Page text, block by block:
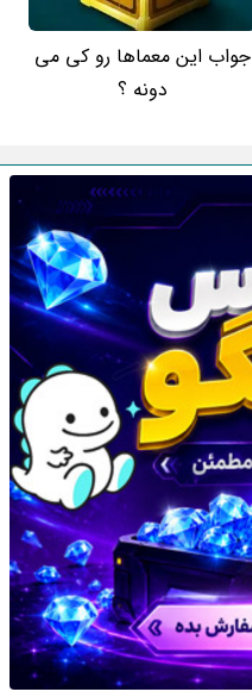
جواب این معماها رو کی می
دونه ؟